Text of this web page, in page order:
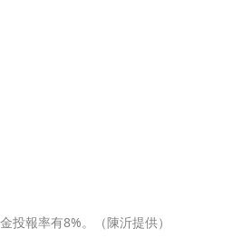
投報率有8%。（陳沂提供）